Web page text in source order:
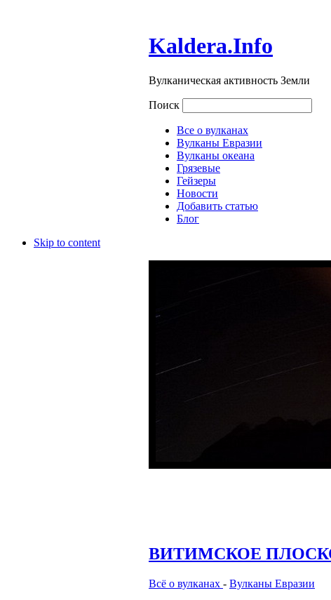
Kaldera.Info
Вулканическая активность Земли
Поиск
Все о вулканах
Вулканы Евразии
Вулканы океана
Грязевые
Гейзеры
Новости
Добавить статью
Блог
Skip to content
ВИТИМСКОЕ
Всё о вулканах - Вулканы Евразии